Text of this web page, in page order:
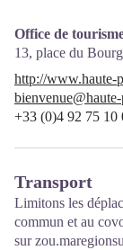
Office de
13, place du
http://www.haute-
+33 (0)4 92 75 10
Transport
Limitons les
commun et au
sur